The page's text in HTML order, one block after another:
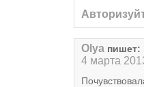
Olya пишет:
4 марта